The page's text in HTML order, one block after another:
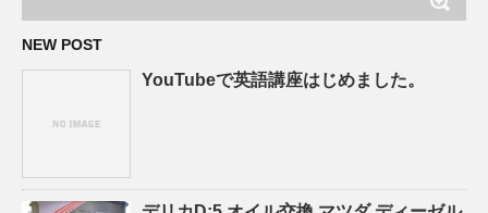
NEW POST
YouTubeで英語講座はじめました。